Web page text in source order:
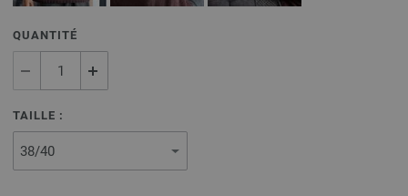
QUANTITÉ
TAILLE :